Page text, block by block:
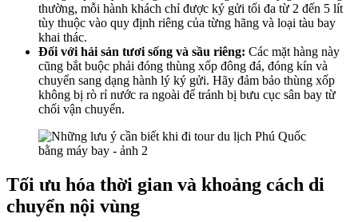
thường, mỗi hành khách chỉ được ký gửi tối đa từ 2 đến 5 lít
tùy thuộc vào quy định riêng của từng hãng và loại tàu bay
khai thác.
Đối với hải sản tươi sống và sầu riêng: Các mặt hàng này
cũng bắt buộc phải đóng thùng xốp đông đá, đóng kín và
chuyển sang dạng hành lý ký gửi. Hãy đảm bảo thùng xốp
không bị rò rỉ nước ra ngoài để tránh bị bưu cục sân bay từ
chối vận chuyển.
Tối ưu hóa thời gian và khoảng cách di
chuyển nội vùng